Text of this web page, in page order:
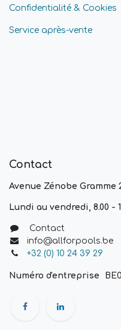
Confidentialité & Cookies
Service après-vente
Contact
Avenue Zénobe Gramme
Lundi au vendredi, 8.00 -
Contact
info@allforpools.be
+32 (0) 10 24 39 29
Numéro d'entreprise